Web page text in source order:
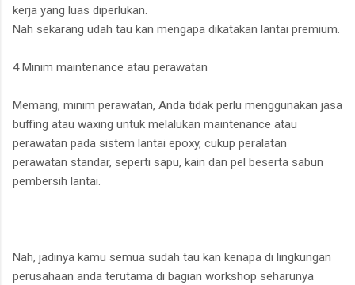
kerja yang luas diperlukan.
Nah sekarang udah tau kan mengapa dikatakan lantai premium.
4 Minim maintenance atau perawatan
Memang, minim perawatan, Anda tidak perlu menggunakan jasa
buffing atau waxing untuk melalukan maintenance atau
perawatan pada sistem lantai epoxy, cukup peralatan
perawatan standar, seperti sapu, kain dan pel beserta sabun
pembersih lantai.
Nah, jadinya kamu semua sudah tau kan kenapa di lingkungan
perusahaan anda terutama di bagian workshop seharunya